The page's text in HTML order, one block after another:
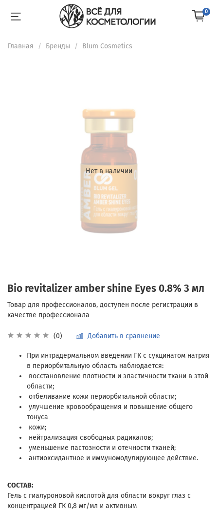
0
Главная Бренды Blum Cosmetics
Нет в наличии
Bio revitalizer amber shine Eyes 0.8% 3 мл
(0) Добавить в сравнение
При интрадермальном введении ГК с сукцинатом натрия
в периорбитальную область наблюдается:
восстановление плотности и эластичности ткани в этой
области;
отбеливание кожи периорбитальной области;
улучшение кровообращения и повышение общего
тонуса
кожи;
нейтрализация свободных радикалов;
уменьшение пастозности и отечности тканей;
антиоксидантное и иммуномодулирующее действие.
СОСТАВ:
Гель с гиалуроновой кислотой для области вокруг глаз с
концентрацией ГК 0,8 мг/мл и активным